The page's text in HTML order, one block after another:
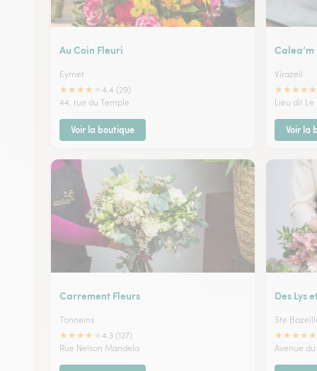
Au Coin Fleuri
Eymet
★★★★
4.4 (29)
44, rue du Temple
Voir la boutique
Calea’m
Virazeil
★★★★★
Lieu dit
Voir la
Carrement Fleurs
Tonneins
★★★★
4.3 (127)
Rue Nelson Mandela
Des Lys
Ste
★★★★★
Avenue